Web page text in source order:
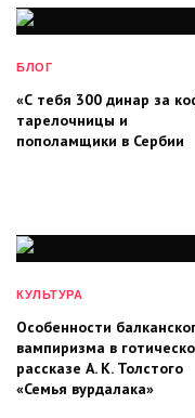
БЛОГ
«С тебя 300 динар за
тарелочницы и
пополамщики в Сербии
КУЛЬТУРА
Особенности
вампиризма в
рассказе А. К. Толстого
«Семья вурдалака»